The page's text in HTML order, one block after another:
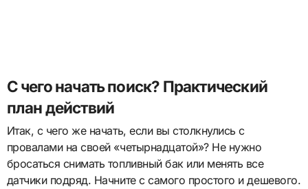
С чего начать поиск? Практический
план действий
Итак, с чего же начать, если вы столкнулись с
провалами на своей «четырнадцатой»? Не нужно
бросаться снимать топливный бак или менять все
датчики подряд. Начните с самого простого и дешевого.